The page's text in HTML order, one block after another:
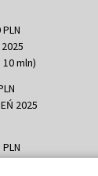
mln)
2025